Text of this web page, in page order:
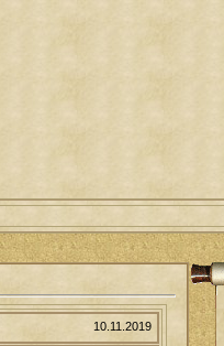
10.11.2019